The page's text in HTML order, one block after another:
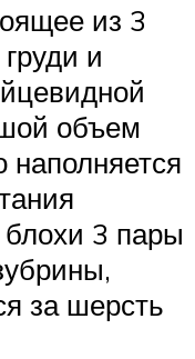
из 3
и
объем
наполняется
3 пары
за шерсть